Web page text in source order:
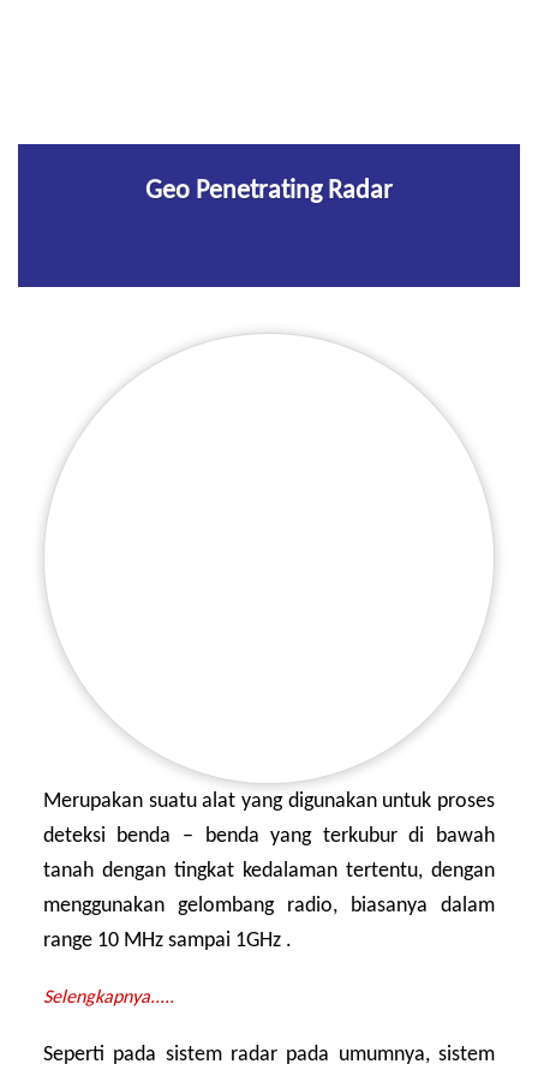
Geo Penetrating Radar
Merupakan suatu alat yang digunakan untuk proses
deteksi benda – benda yang terkubur di bawah
tanah dengan tingkat kedalaman tertentu, dengan
menggunakan gelombang radio, biasanya dalam
range 10 MHz sampai 1GHz .
Selengkapnya.....
Seperti pada sistem radar pada umumnya, sistem